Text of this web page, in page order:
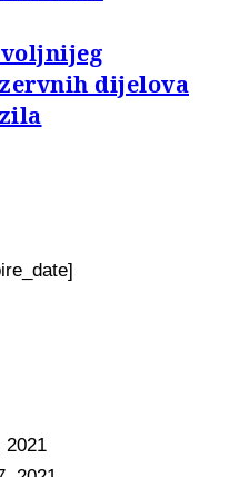
dijelova
2021